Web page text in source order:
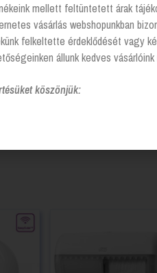
mellett feltüntetett árak
vásárlás webshopunkban
felkeltette érdeklődését vagy
állunk kedves
köszönjük: